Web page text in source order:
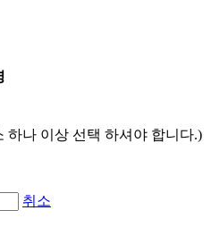
하나 이상 선택 하셔야 합니다.)
취소